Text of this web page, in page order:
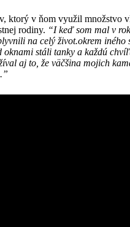
ktorý v ňom využil množstvo
rodiny. “I keď som mal v
na celý život.okrem iného
oknami stáli tanky a každú
aj to, že väčšina mojich